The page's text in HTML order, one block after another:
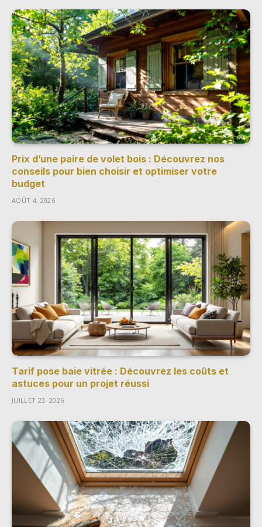
Prix d’une paire de volet bois : Découvrez nos
conseils pour bien choisir et optimiser votre
budget
AOÛT 4, 2026
Tarif pose baie vitrée : Découvrez les coûts et
astuces pour un projet réussi
JUILLET 23, 2026